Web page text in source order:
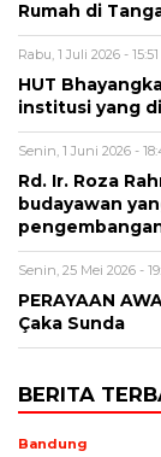
Rumah di
Rabu, 1 Juli 2026 -
HUT
institusi yang
Senin, 1 Juni 2026 -
Rd. Ir. Roza
budayawan
Senin, 25 Mei 2026 -
PERAYAAN
Çaka Sunda
BERITA
Bandung